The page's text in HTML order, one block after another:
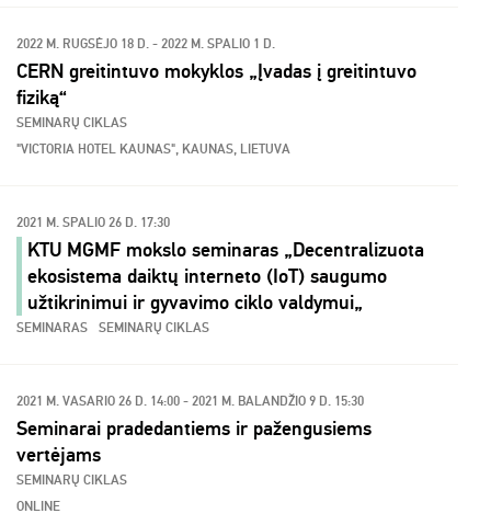
2022 M. RUGSĖJO 18 D. - 2022 M. SPALIO 1 D.
CERN greitintuvo mokyklos „Įvadas į greitintuvo
fiziką“
SEMINARŲ CIKLAS
"VICTORIA HOTEL KAUNAS", KAUNAS, LIETUVA
2021 M. SPALIO 26 D. 17:30
KTU MGMF mokslo seminaras „Decentralizuota
ekosistema daiktų interneto (IoT) saugumo
užtikrinimui ir gyvavimo ciklo valdymui„
SEMINARAS SEMINARŲ CIKLAS
2021 M. VASARIO 26 D. 14:00 - 2021 M. BALANDŽIO 9 D. 15:30
Seminarai pradedantiems ir pažengusiems
vertėjams
SEMINARŲ CIKLAS
ONLINE